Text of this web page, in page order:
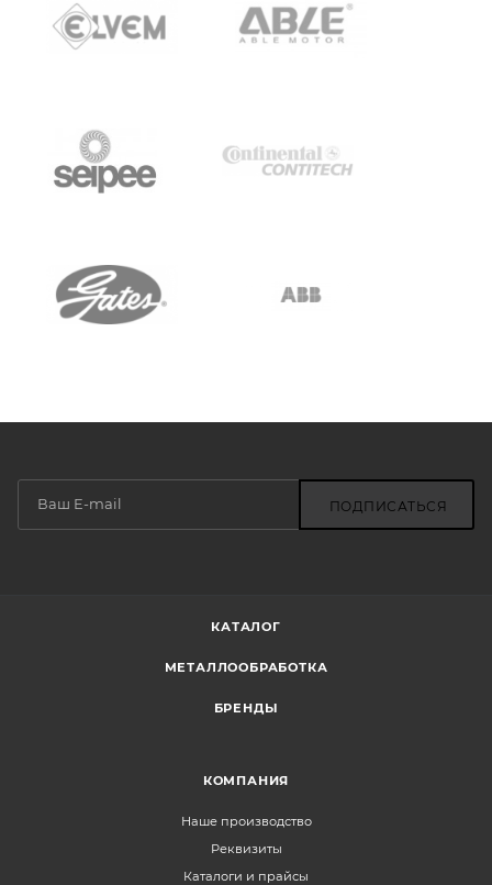
ПОДПИСАТЬСЯ
КАТАЛОГ
МЕТАЛЛООБРАБОТКА
БРЕНДЫ
КОМПАНИЯ
Наше производство
Реквизиты
Каталоги и прайсы